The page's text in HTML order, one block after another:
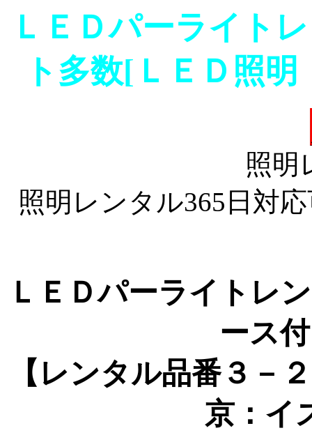
ＬＥＤパーライト
ト多数[ＬＥＤ照
照明
照明レンタル365日対
ＬＥＤパーライトレ
ース
【レンタル品番３－
京：イ